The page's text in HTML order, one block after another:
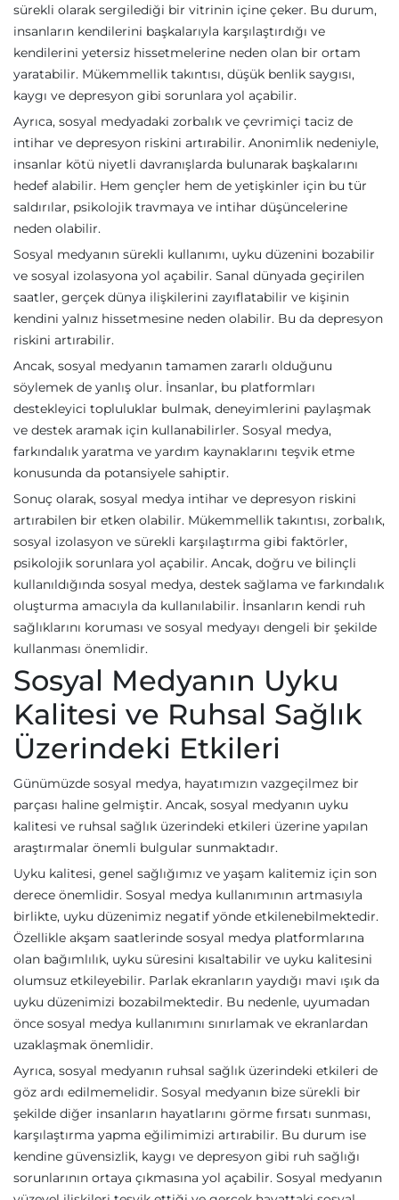
sürekli olarak sergilediği bir vitrinin içine çeker. Bu durum,
insanların kendilerini başkalarıyla karşılaştırdığı ve
kendilerini yetersiz hissetmelerine neden olan bir ortam
yaratabilir. Mükemmellik takıntısı, düşük benlik saygısı,
kaygı ve depresyon gibi sorunlara yol açabilir.
Ayrıca, sosyal medyadaki zorbalık ve çevrimiçi taciz de
intihar ve depresyon riskini artırabilir. Anonimlik nedeniyle,
insanlar kötü niyetli davranışlarda bulunarak başkalarını
hedef alabilir. Hem gençler hem de yetişkinler için bu tür
saldırılar, psikolojik travmaya ve intihar düşüncelerine
neden olabilir.
Sosyal medyanın sürekli kullanımı, uyku düzenini bozabilir
ve sosyal izolasyona yol açabilir. Sanal dünyada geçirilen
saatler, gerçek dünya ilişkilerini zayıflatabilir ve kişinin
kendini yalnız hissetmesine neden olabilir. Bu da depresyon
riskini artırabilir.
Ancak, sosyal medyanın tamamen zararlı olduğunu
söylemek de yanlış olur. İnsanlar, bu platformları
destekleyici topluluklar bulmak, deneyimlerini paylaşmak
ve destek aramak için kullanabilirler. Sosyal medya,
farkındalık yaratma ve yardım kaynaklarını teşvik etme
konusunda da potansiyele sahiptir.
Sonuç olarak, sosyal medya intihar ve depresyon riskini
artırabilen bir etken olabilir. Mükemmellik takıntısı, zorbalık,
sosyal izolasyon ve sürekli karşılaştırma gibi faktörler,
psikolojik sorunlara yol açabilir. Ancak, doğru ve bilinçli
kullanıldığında sosyal medya, destek sağlama ve farkındalık
oluşturma amacıyla da kullanılabilir. İnsanların kendi ruh
sağlıklarını koruması ve sosyal medyayı dengeli bir şekilde
kullanması önemlidir.
Sosyal Medyanın Uyku
Kalitesi ve Ruhsal Sağlık
Üzerindeki Etkileri
Günümüzde sosyal medya, hayatımızın vazgeçilmez bir
parçası haline gelmiştir. Ancak, sosyal medyanın uyku
kalitesi ve ruhsal sağlık üzerindeki etkileri üzerine yapılan
araştırmalar önemli bulgular sunmaktadır.
Uyku kalitesi, genel sağlığımız ve yaşam kalitemiz için son
derece önemlidir. Sosyal medya kullanımının artmasıyla
birlikte, uyku düzenimiz negatif yönde etkilenebilmektedir.
Özellikle akşam saatlerinde sosyal medya platformlarına
olan bağımlılık, uyku süresini kısaltabilir ve uyku kalitesini
olumsuz etkileyebilir. Parlak ekranların yaydığı mavi ışık da
uyku düzenimizi bozabilmektedir. Bu nedenle, uyumadan
önce sosyal medya kullanımını sınırlamak ve ekranlardan
uzaklaşmak önemlidir.
Ayrıca, sosyal medyanın ruhsal sağlık üzerindeki etkileri de
göz ardı edilmemelidir. Sosyal medyanın bize sürekli bir
şekilde diğer insanların hayatlarını görme fırsatı sunması,
karşılaştırma yapma eğilimimizi artırabilir. Bu durum ise
kendine güvensizlik, kaygı ve depresyon gibi ruh sağlığı
sorunlarının ortaya çıkmasına yol açabilir. Sosyal medyanın